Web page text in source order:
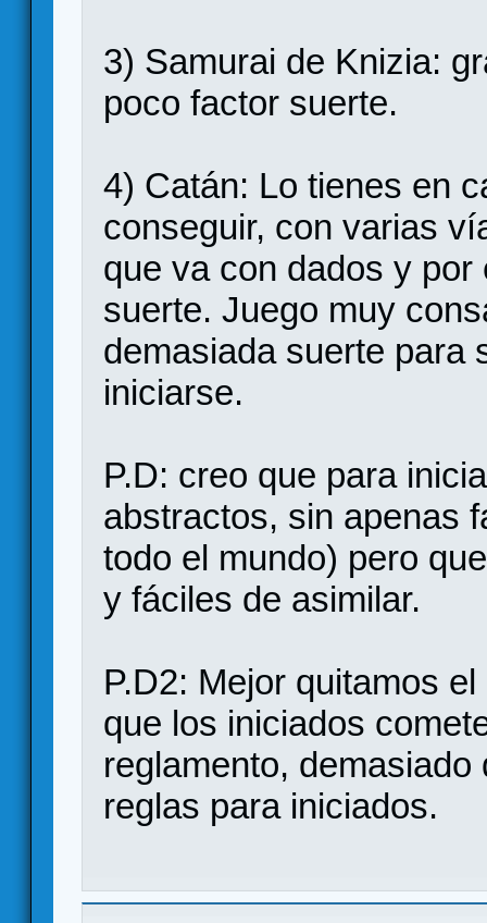
3) Samurai de Knizia:
poco factor suerte.
4) Catán: Lo tienes en
conseguir, con varias
que va con dados y
suerte. Juego muy
demasiada suerte para
iniciarse.
P.D: creo que para
abstractos, sin apenas
todo el mundo) pero
y fáciles de asimilar.
P.D2: Mejor quitamos
que los iniciados
reglamento,
reglas para iniciados.